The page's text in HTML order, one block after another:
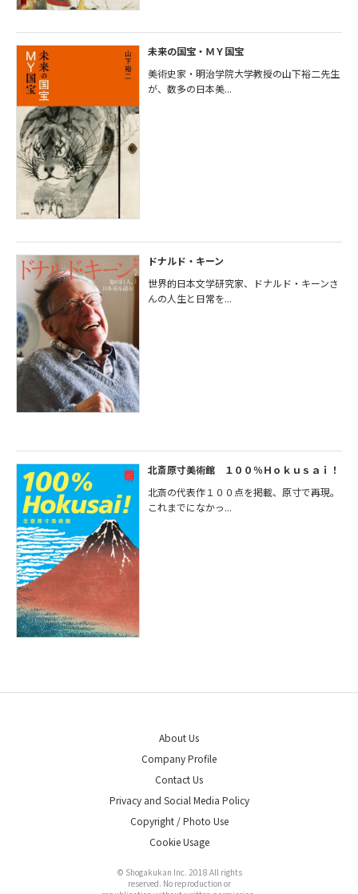
未来の国宝・ＭＹ国宝
美術史家・明治学院大学教授の山下裕二先生
が、数多の日本美...
ドナルド・キーン
世界的日本文学研究家、ドナルド・キーンさ
んの人生と日常を...
北斎原寸美術館 １００％Ｈｏｋｕｓａｉ！
北斎の代表作１００点を掲載、原寸で再現。
これまでになかっ...
About Us
Company Profile
Contact Us
Privacy and Social Media Policy
Copyright / Photo Use
Cookie Usage
© Shogakukan Inc. 2018 All rights
reserved. No reproduction or